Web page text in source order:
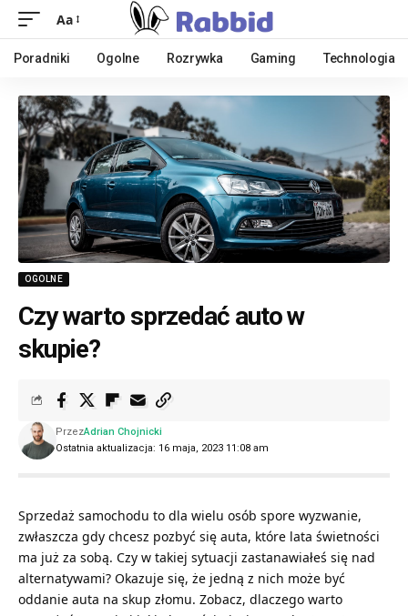
Aa
Poradniki Ogolne Rozrywka Gaming Technologia
OGOLNE
Czy warto sprzedać auto w
skupie?
Ostatnia aktualizacja: 16 maja, 2023 11:08 am
PrzezAdrian Chojnicki
Sprzedaż samochodu to dla wielu osób spore wyzwanie,
zwłaszcza gdy chcesz pozbyć się auta, które lata świetności
ma już za sobą. Czy w takiej sytuacji zastanawiałeś się nad
alternatywami? Okazuje się, że jedną z nich może być
oddanie auta na skup złomu. Zobacz, dlaczego warto